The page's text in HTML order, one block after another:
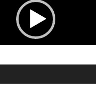
Mejía,Presidenta